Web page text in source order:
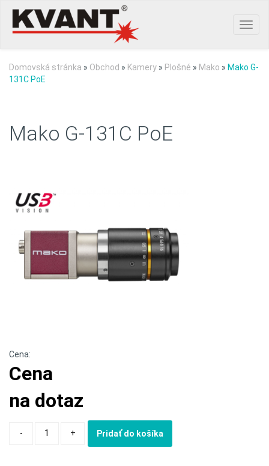
Domovská stránka » Obchod » Kamery » Plošné » Mako » Mako G-
131C PoE
Mako G-131C PoE
Cena:
Cena
na dotaz
- + Pridať do košíka